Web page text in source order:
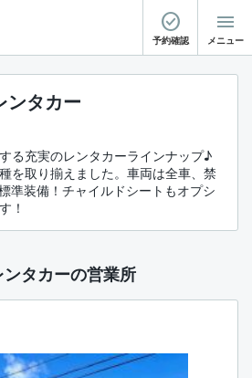
予約確認 メニュー
ンタカー
る充実のレンタカーラインナップ♪
を取り揃えました。車両は全車、禁
準装備！チャイルドシートもオプシ
！
タカーの営業所